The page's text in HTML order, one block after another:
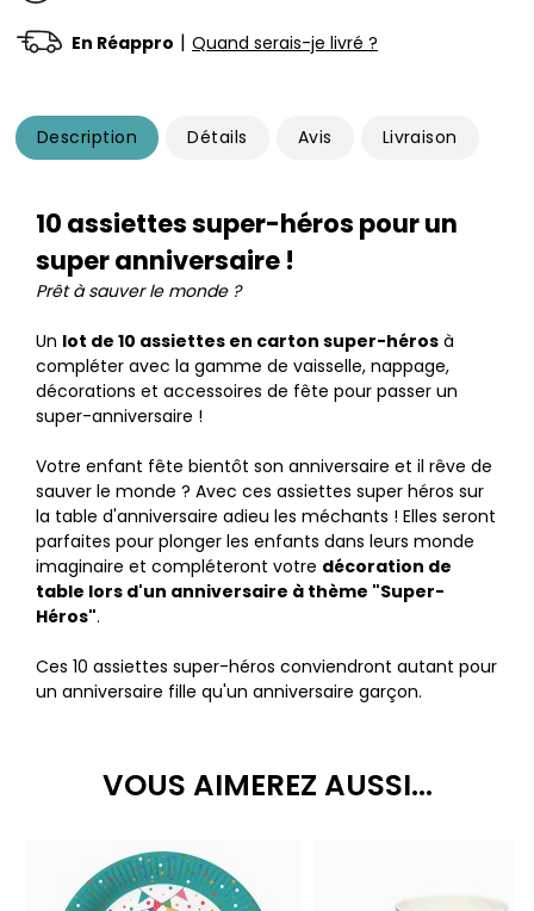
En Réappro | Quand serais-je livré ?
Description Détails Avis Livraison
10 assiettes super-héros pour un
super anniversaire !
Prêt à sauver le monde ?
Un lot de 10 assiettes en carton super-héros à
compléter avec la gamme de vaisselle, nappage,
décorations et accessoires de fête pour passer un
super-anniversaire !
Votre enfant fête bientôt son anniversaire et il rêve de
sauver le monde ? Avec ces assiettes super héros sur
la table d'anniversaire adieu les méchants ! Elles seront
parfaites pour plonger les enfants dans leurs monde
imaginaire et compléteront votre décoration de
table lors d'un anniversaire à thème "Super-
Héros".
Ces 10 assiettes super-héros conviendront autant pour
un anniversaire fille qu'un anniversaire garçon.
VOUS AIMEREZ AUSSI...